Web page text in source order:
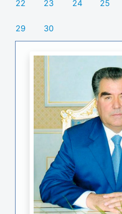
22 23 24 25
29 30